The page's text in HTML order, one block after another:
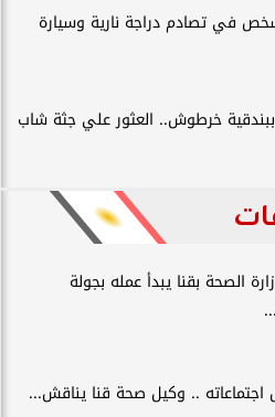
في تصادم دراجة نارية وسيارة
خرطوش.. العثور علي جثة شاب
الصحة بقنا يبدأ عمله بجولة
.. وكيل صحة قنا يناقش...